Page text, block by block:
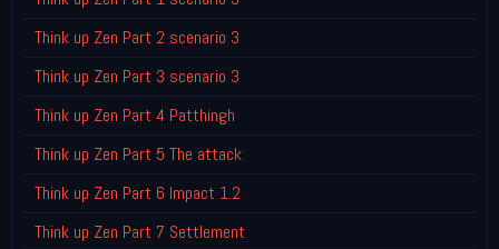
Think up Zen Part 2 scenario 3
Think up Zen Part 3 scenario 3
Think up Zen Part 4 Patthingh
Think up Zen Part 5 The attack
Think up Zen Part 6 Impact 1.2
Think up Zen Part 7 Settlement